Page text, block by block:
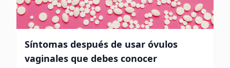
Síntomas después de usar óvulos
vaginales que debes conocer